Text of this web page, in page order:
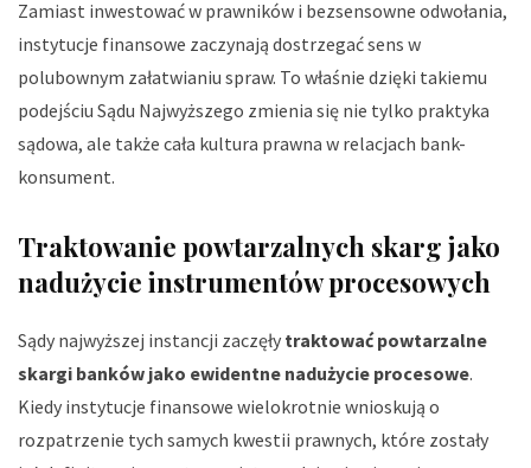
Zamiast inwestować w prawników i bezsensowne odwołania,
instytucje finansowe zaczynają dostrzegać sens w
polubownym załatwianiu spraw. To właśnie dzięki takiemu
podejściu Sądu Najwyższego zmienia się nie tylko praktyka
sądowa, ale także cała kultura prawna w relacjach bank-
konsument.
Traktowanie powtarzalnych skarg jako
nadużycie instrumentów procesowych
Sądy najwyższej instancji zaczęły traktować powtarzalne
skargi banków jako ewidentne nadużycie procesowe.
Kiedy instytucje finansowe wielokrotnie wnioskują o
rozpatrzenie tych samych kwestii prawnych, które zostały